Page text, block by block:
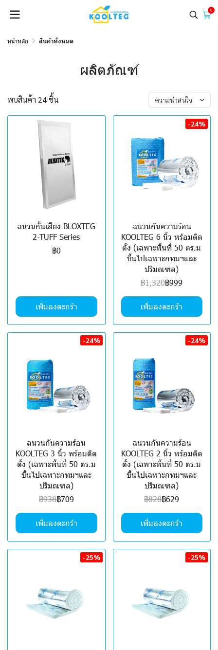
0
หน้าหลัก สินค้าทั้งหมด
ผลิตภัณฑ์
พบสินค้า 24 ชิ้น ความน่าสนใจ
ฉนวนกั้นเสียง BLOXTEG
2-TUFF Series
฿0
เพิ่มลงตะกร้า
-24%
ฉนวนกันความร้อน
KOOLTEG 6 นิ้ว พร้อมติด
ตั้ง (เฉพาะพื้นที่ 50 ตร.ม
ขึ้นไปเฉพาะกทมฯและ
ปริมณฑล)
฿1,320฿999
เพิ่มลงตะกร้า
-24%
ฉนวนกันความร้อน
KOOLTEG 3 นิ้ว พร้อมติด
ตั้ง (เฉพาะพื้นที่ 50 ตร.ม
ขึ้นไปเฉพาะกทมฯและ
ปริมณฑล)
฿938฿709
เพิ่มลงตะกร้า
-24%
ฉนวนกันความร้อน
KOOLTEG 2 นิ้ว พร้อมติด
ตั้ง (เฉพาะพื้นที่ 50 ตร.ม
ขึ้นไปเฉพาะกทมฯและ
ปริมณฑล)
฿828฿629
เพิ่มลงตะกร้า
-25% -25%